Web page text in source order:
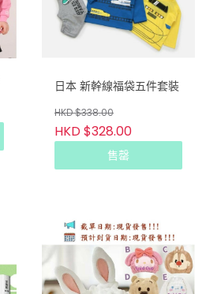
日本 新幹線福袋五件套裝
HKD $338.00
HKD $328.00
售罄